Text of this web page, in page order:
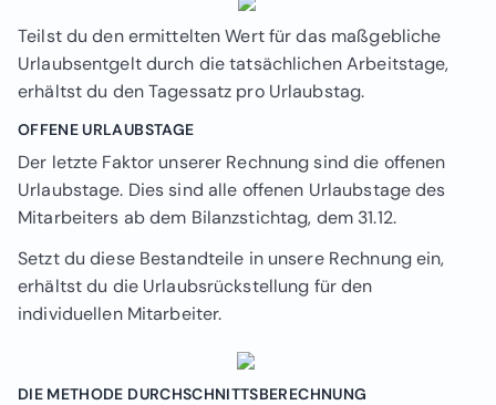
Teilst du den ermittelten Wert für das maßgebliche
Urlaubsentgelt durch die tatsächlichen Arbeitstage,
erhältst du den Tagessatz pro Urlaubstag.
OFFENE URLAUBSTAGE
Der letzte Faktor unserer Rechnung sind die offenen
Urlaubstage. Dies sind alle offenen Urlaubstage des
Mitarbeiters ab dem Bilanzstichtag, dem 31.12.
Setzt du diese Bestandteile in unsere Rechnung ein,
erhältst du die Urlaubsrückstellung für den
individuellen Mitarbeiter.
DIE METHODE DURCHSCHNITTSBERECHNUNG